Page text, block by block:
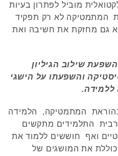
מוביל לפתרון בעיות
המתמטיקה לא רק תפקיד
גם מחזקת את חשיבה ואת
שילוב הגיליון
והשפעתו על הישגי
ללמידה.
המתמטיקה, הלמידה
התלמידים מתקשים
ואף חוששים ללמוד את
את המושגים של